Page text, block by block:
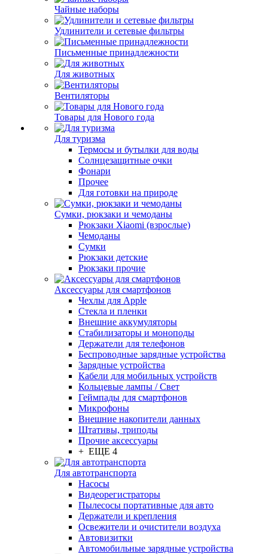
Чайные наборы
Удлинители и сетевые фильтры
Письменные принадлежности
Для животных
Вентиляторы
Товары для Нового года
Для туризма
Термосы и бутылки для воды
Солнцезащитные очки
Фонари
Прочее
Для готовки на природе
Сумки, рюкзаки и чемоданы
Рюкзаки Xiaomi (взрослые)
Чемоданы
Сумки
Рюкзаки детские
Рюкзаки прочие
Аксессуары для смартфонов
Чехлы для Apple
Стекла и пленки
Внешние аккумуляторы
Стабилизаторы и моноподы
Держатели для телефонов
Беспроводные зарядные устройства
Зарядные устройства
Кабели для мобильных устройств
Кольцевые лампы / Свет
Геймпады для смартфонов
Микрофоны
Внешние накопители данных
Штативы, триподы
Прочие аксессуары
+ ЕЩЕ 4
Для автотранспорта
Насосы
Видеорегистраторы
Пылесосы портативные для авто
Держатели и крепления
Освежители и очистители воздуха
Автовизитки
Автомобильные зарядные устройства